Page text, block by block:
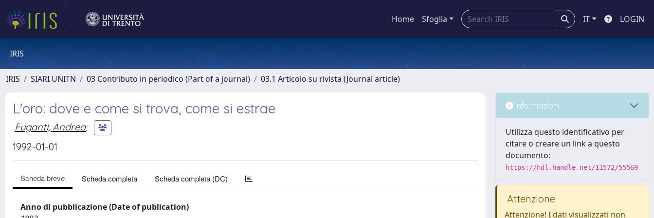
Home Sfoglia IT LOGIN
IRIS
IRIS SIARI UNITN 03 Contributo in periodico (Part of a journal) 03.1 Articolo su rivista (Journal article)
L'oro: dove e come si trova, come si estrae
Fuganti, Andrea;
1992-01-01
Scheda breve Scheda completa Scheda completa (DC)
Anno di pubblicazione (Date of publication)
Informazioni
Utilizza questo identificativo per
citare o creare un link a questo
documento:
https://hdl.handle.net/11572/55569
Attenzione
Attenzione! I dati visualizzati non